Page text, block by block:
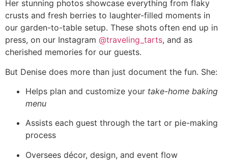
Her stunning photos showcase everything from flaky
crusts and fresh berries to laughter-filled moments in
our garden-to-table setup. These shots often end up in
press, on our Instagram @traveling_tarts, and as
cherished memories for our guests.
But Denise does more than just document the fun. She:
Helps plan and customize your take-home baking
menu
Assists each guest through the tart or pie-making
process
Oversees décor, design, and event flow